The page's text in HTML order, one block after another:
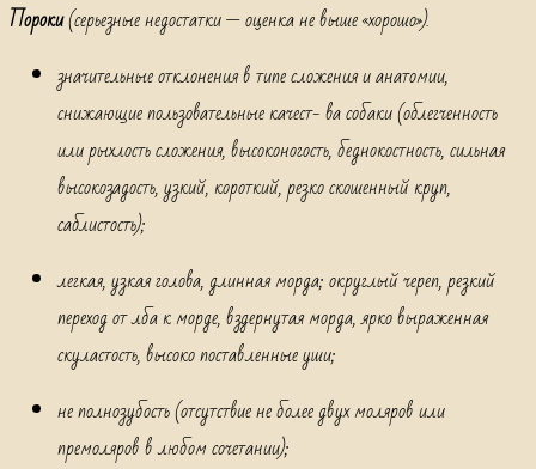
Пороки(серьезные недостатки — оценка не выше «хорошо»).
значительные отклонения в типе сложения и анатомии,
снижающие пользовательные качест- ва собаки (облегченность
или рыхлость сложения, высоконогость, беднокостность, сильная
высокозадость, узкий, короткий, резко скошенный круп,
саблистость);
легкая, узкая голова, длинная морда; округлый череп, резкий
переход от лба к морде, вздернутая морда, ярко выраженная
скуластость, высоко поставленные уши;
не полнозубость (отсутствие не более двух моляров или
премоляров в любом сочетании);